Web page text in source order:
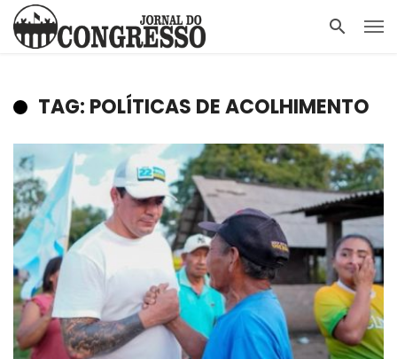
TAG: POLÍTICAS DE ACOLHIMENTO